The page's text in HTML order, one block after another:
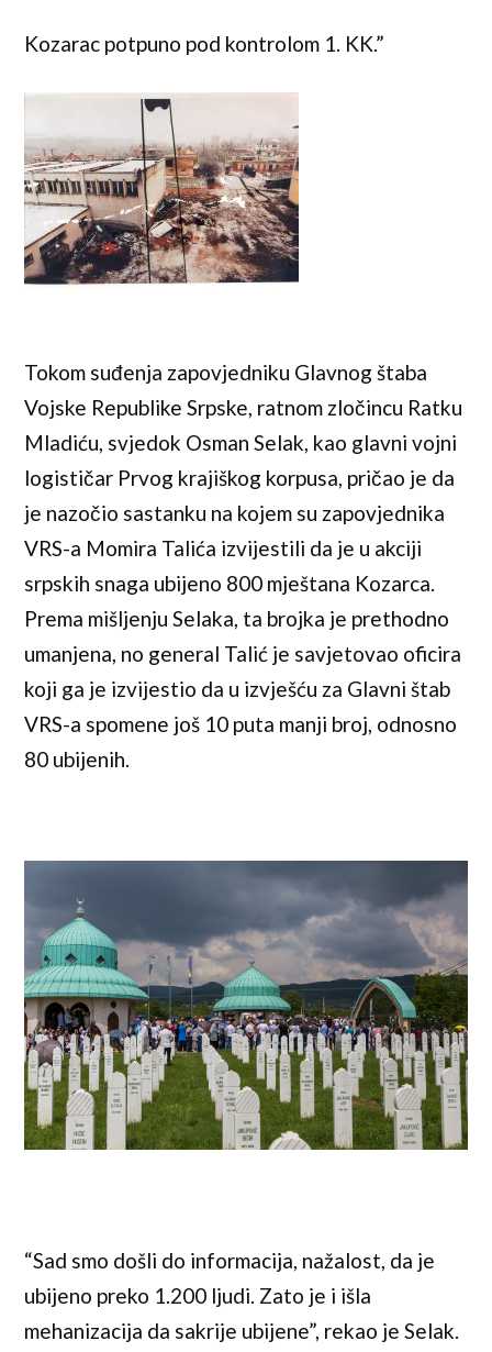
Kozarac potpuno pod kontrolom 1. KK.”
Tokom suđenja zapovjedniku Glavnog štaba
Vojske Republike Srpske, ratnom zločincu Ratku
Mladiću, svjedok Osman Selak, kao glavni vojni
logističar Prvog krajiškog korpusa, pričao je da
je nazočio sastanku na kojem su zapovjednika
VRS-a Momira Talića izvijestili da je u akciji
srpskih snaga ubijeno 800 mještana Kozarca.
Prema mišljenju Selaka, ta brojka je prethodno
umanjena, no general Talić je savjetovao oficira
koji ga je izvijestio da u izvješću za Glavni štab
VRS-a spomene još 10 puta manji broj, odnosno
80 ubijenih.
“Sad smo došli do informacija, nažalost, da je
ubijeno preko 1.200 ljudi. Zato je i išla
mehanizacija da sakrije ubijene”, rekao je Selak.